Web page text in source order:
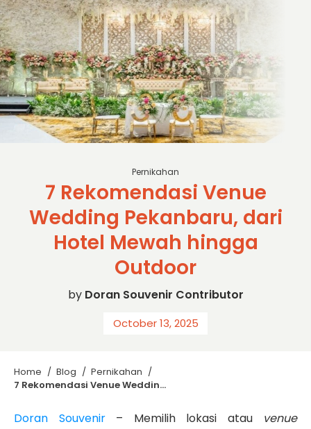
Pernikahan
7 Rekomendasi Venue
Wedding Pekanbaru, dari
Hotel Mewah hingga
Outdoor
by Doran Souvenir Contributor
October 13, 2025
Home / Blog / Pernikahan /
7 Rekomendasi Venue Wedding Pekanbaru, dari Hotel Mewah hingga Outdoor
Doran Souvenir– Memilih lokasi atau venue